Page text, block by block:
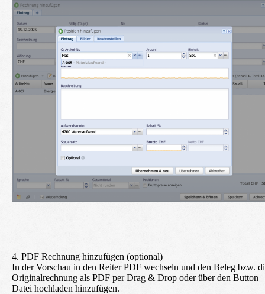
4. PDF Rechnung hinzufügen (optional)
In der Vorschau in den ReiterPDF wechseln und den Beleg bzw.
Originalrechnung als PDF per Drag & Drop oder über den Button
Datei hochladen hinzufügen.